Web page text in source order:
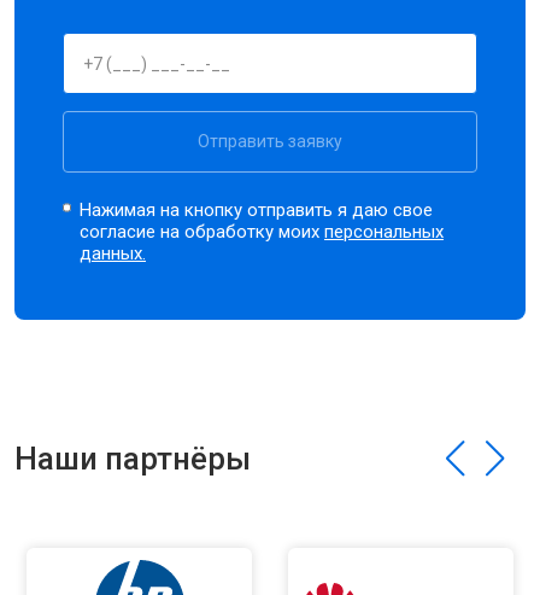
Отправить заявку
Нажимая на кнопку отправить я даю свое
согласие на обработку моихперсональных
данных.
Наши партнёры